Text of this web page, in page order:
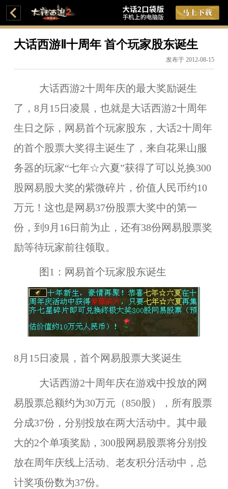
大话西游Ⅱ十周年 首个玩家股东诞生
发布于 2012-08-15
大话西游2十周年庆的最大奖励诞生
了，8月15日凌晨，也就是大话西游2十周年
生日之际，网易首个玩家股东，大话2十周年
的首个股票大奖得主诞生了，来自花果山服
务器的玩家“七年☆六夏”获得了可以兑换300
股网易股大奖的紫微碎片，价值人民币约10
万元！这也是网易37份股票大奖中的第一
份，到9月16日前为止，还有38份网易股票奖
励等待玩家前往领取。
图1：网易首个玩家股东诞生
8月15日凌晨，首个网易股票大奖诞生
大话西游2十周年庆在游戏中投放的网
易股票总额约为30万元（850股），所有股票
分成37份，分别投放在两大活动中。其中最
大的2个单项奖励，300股网易股票将分别投
放在周年庆线上活动、老友积分活动中，总
计奖项份数为37份。